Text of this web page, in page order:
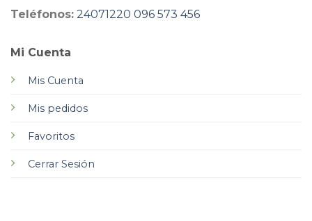
Mi Cuenta
Mis Cuenta
Mis pedidos
Favoritos
Cerrar Sesión
Teléfonos: 24071220 096 573 456